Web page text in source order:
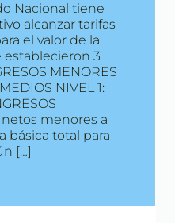
Nacional tiene
alcanzar tarifas
el valor de la
establecieron 3
MENORES
NIVEL 1:
menores a
básica total para
[…]